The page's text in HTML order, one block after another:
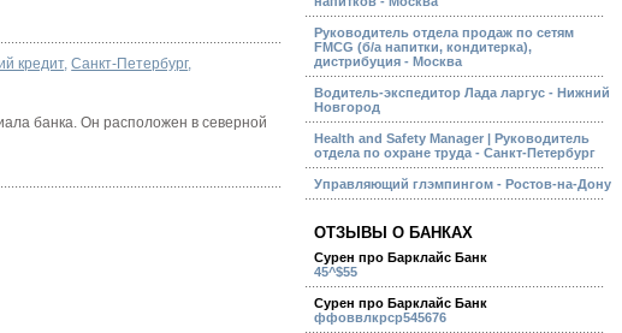
кредит,Санкт-Петербург,
банка. Он расположен в северной
Руководитель отдела продаж по сетям
FMCG (б/а напитки, кондитерка),
дистрибуция - Москва
Водитель-экспедитор Лада ларгус - Нижний
Новгород
Health and Safety Manager | Руководитель
отдела по охране труда - Санкт-Петербург
Управляющий глэмпингом - Ростов-на-Дону
ОТЗЫВЫ О БАНКАХ
Сурен про Барклайс Банк
45^$55
Сурен про Барклайс Банк
ффоввлкрср545676